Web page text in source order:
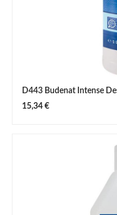
D443 Budenat Intense
Regulärer Preis:
15,34 €